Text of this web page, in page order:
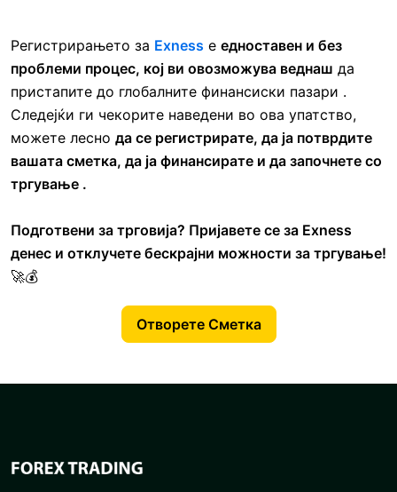
Регистрирањето за Exness е едноставен и без
проблеми процес, кој ви овозможува веднаш да
пристапите до глобалните финансиски пазари .
Следејќи ги чекорите наведени во ова упатство,
можете лесно да се регистрирате, да ја потврдите
вашата сметка, да ја финансирате и да започнете со
тргување .
Подготвени за трговија? Пријавете се за Exness
денес и отклучете бескрајни можности за тргување!
🚀💰
Отворете Сметка